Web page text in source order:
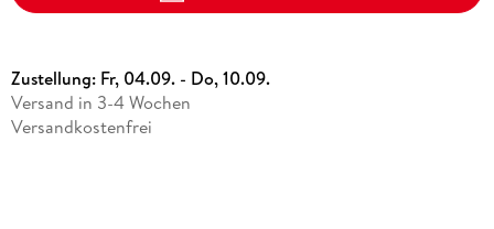
Zustellung: Fr, 04.09. - Do, 10.09.
Versand in 3-4 Wochen
Versandkostenfrei